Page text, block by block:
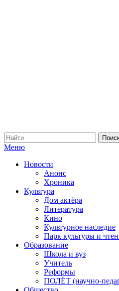
Меню
Новости
Анонс
Хроника
Культура
Дом актёра
Литература
Кино
Культурное наследие
Парк культуры и
Образование
Школа и вуз
Учитель
Реформы
ПОЛЁТ (научно-